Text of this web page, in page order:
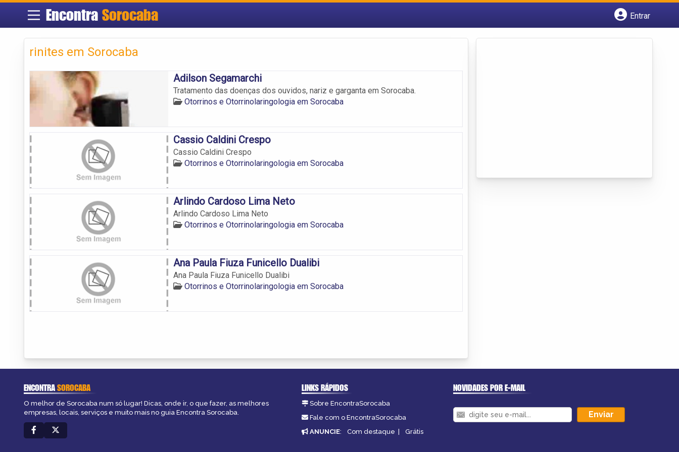
Encontra Sorocaba
Entrar
rinites em Sorocaba
Adilson Segamarchi
Tratamento das doenças dos ouvidos, nariz e garganta em Sorocaba.
Otorrinos e Otorrinolaringologia em Sorocaba
Cassio Caldini Crespo
Cassio Caldini Crespo
Otorrinos e Otorrinolaringologia em Sorocaba
Arlindo Cardoso Lima Neto
Arlindo Cardoso Lima Neto
Otorrinos e Otorrinolaringologia em Sorocaba
Ana Paula Fiuza Funicello Dualibi
Ana Paula Fiuza Funicello Dualibi
Otorrinos e Otorrinolaringologia em Sorocaba
ENCONTRASOROCABA
O melhor de Sorocaba num só lugar! Dicas, onde ir, o que fazer, as melhores
empresas, locais, serviços e muito mais no guia Encontra Sorocaba.
LINKS RÁPIDOS
Sobre EncontraSorocaba
Fale com o EncontraSorocaba
ANUNCIE: Com destaque | Grátis
NOVIDADES POR E-MAIL